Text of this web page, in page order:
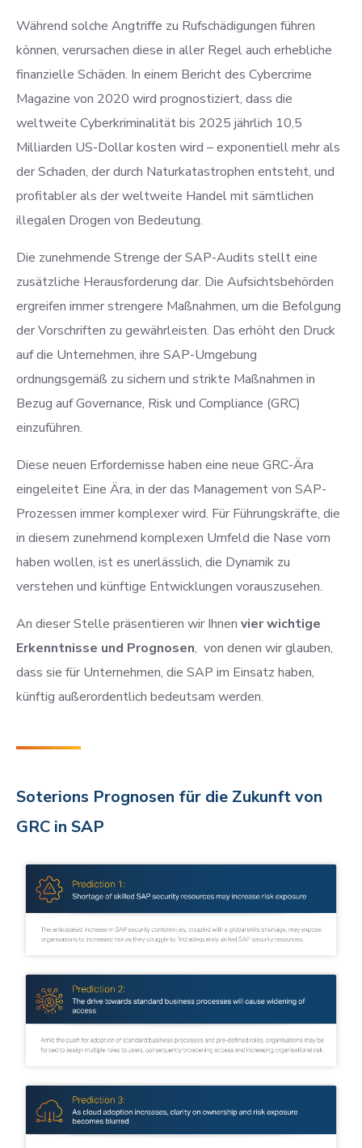
Während solche Angtriffe zu Rufschädigungen führen
können, verursachen diese in aller Regel auch erhebliche
finanzielle Schäden. In einem Bericht des Cybercrime
Magazine von 2020 wird prognostiziert, dass die
weltweite Cyberkriminalität bis 2025 jährlich 10,5
Milliarden US-Dollar kosten wird – exponentiell mehr als
der Schaden, der durch Naturkatastrophen entsteht, und
profitabler als der weltweite Handel mit sämtlichen
illegalen Drogen von Bedeutung.
Die zunehmende Strenge der SAP-Audits stellt eine
zusätzliche Herausforderung dar. Die Aufsichtsbehörden
ergreifen immer strengere Maßnahmen, um die Befolgung
der Vorschriften zu gewährleisten. Das erhöht den Druck
auf die Unternehmen, ihre SAP-Umgebung
ordnungsgemäß zu sichern und strikte Maßnahmen in
Bezug auf Governance, Risk und Compliance (GRC)
einzuführen.
Diese neuen Erfordernisse haben eine neue GRC-Ära
eingeleitet Eine Ära, in der das Management von SAP-
Prozessen immer komplexer wird. Für Führungskräfte, die
in diesem zunehmend komplexen Umfeld die Nase vorn
haben wollen, ist es unerlässlich, die Dynamik zu
verstehen und künftige Entwicklungen vorauszusehen.
An dieser Stelle präsentieren wir Ihnen vierwichtige
Erkenntnisse und Prognosen, von denen wir glauben,
dass sie für Unternehmen, die SAP im Einsatz haben,
künftig außerordentlich bedeutsam werden.
Soterions Prognosen für die Zukunft von
GRC in SAP